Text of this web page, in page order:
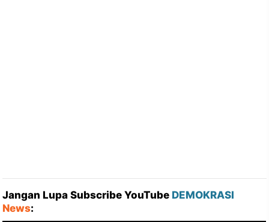
Jangan Lupa Subscribe YouTube DEMOKRASI
News: